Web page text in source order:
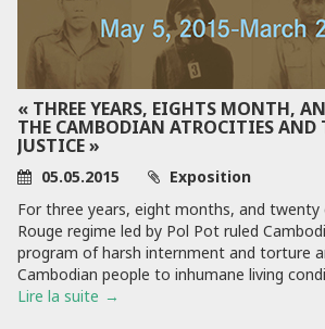
« THREE YEARS, EIGHTS MONTH,
THE CAMBODIAN ATROCITIES AND
JUSTICE »
05.05.2015
Exposition
For three years, eight months, and twenty
Rouge regime led by Pol Pot ruled
program of harsh internment and torture
Cambodian people to inhumane living
Lire la suite